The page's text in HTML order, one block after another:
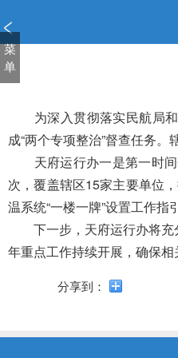
菜
单
为深入贯彻落实民航局
成“两个专项整治”督查任务
天府运行办一是第一时
次，覆盖辖区15家主要单位
温系统“一楼一牌”设置工作指
下一步，天府运行办将
年重点工作持续开展，确保相
分享到：
窗
口
打
说
页
面,
加
开